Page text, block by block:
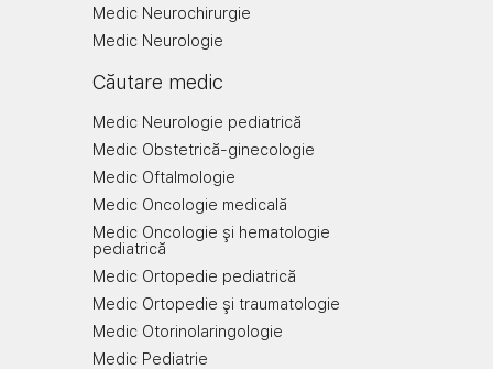
Medic Neurochirurgie
Medic Neurologie
Căutare medic
Medic Neurologie pediatrică
Medic Obstetrică-ginecologie
Medic Oftalmologie
Medic Oncologie medicală
Medic Oncologie şi hematologie
pediatrică
Medic Ortopedie pediatrică
Medic Ortopedie şi traumatologie
Medic Otorinolaringologie
Medic Pediatrie